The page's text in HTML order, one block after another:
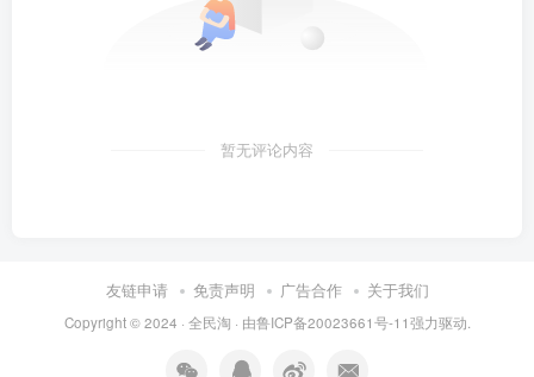
暂无评论内容
友链申请 免责声明 广告合作 关于我们
Copyright © 2024 · 全民淘 · 由鲁ICP备20023661号-11强力驱动.